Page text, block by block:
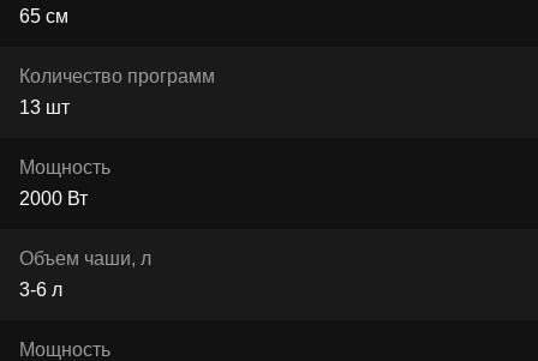
65 см
Количество программ
13 шт
Мощность
2000 Вт
Объем чаши, л
3-6 л
Мощность